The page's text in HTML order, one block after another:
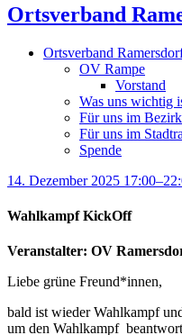
Ortsverband
Ortsverband
OV Rampe
Vorstand
Was uns wichtig
Für uns im
Für uns im
Spende
14. Dezember 2025
Wahlkampf KickOff
Veranstalter: OV
Liebe grüne Freund*innen,
bald ist wieder Wahlkampf
um den Wahlkampf